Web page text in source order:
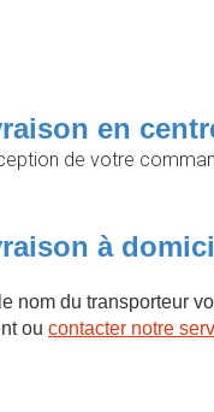
en
de votre
à
nom du transporteur
ou contacter notre